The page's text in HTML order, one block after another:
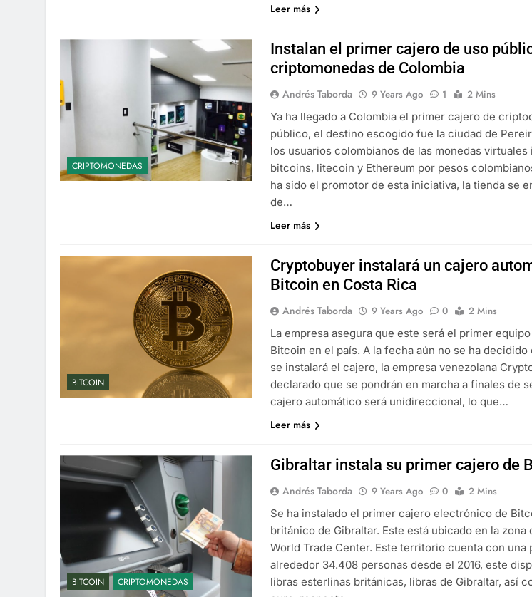
Leer más
CRIPTOMONEDAS
Instalan el primer cajero de uso
criptomonedas de Colombia
Andrés Taborda 9 Years Ago 1
2 Mins
Ya ha llegado a Colombia el primer cajero de
público, el destino escogido fue la ciudad de
los usuarios colombianos de las monedas
bitcoins, litecoin y Ethereum por pesos
ha sido el promotor de esta iniciativa, la tienda se
de…
Leer más
BITCOIN
Cryptobuyer instalará un cajero
Bitcoin en Costa Rica
Andrés Taborda 9 Years Ago 0
2 Mins
La empresa asegura que este será el primer
Bitcoin en el país. A la fecha aún no se ha decidido
se instalará el cajero, la empresa venezolana
declarado que se pondrán en marcha a finales de
cajero automático será unidireccional, lo que…
Leer más
BITCOIN CRIPTOMONEDAS
Gibraltar instala su primer cajero de
Andrés Taborda 9 Years Ago 0
2 Mins
Se ha instalado el primer cajero electrónico de
británico de Gibraltar. Este está ubicado en la
World Trade Center. Este territorio cuenta con una
alrededor 34.408 personas desde el 2016, este
libras esterlinas británicas, libras de Gibraltar, así